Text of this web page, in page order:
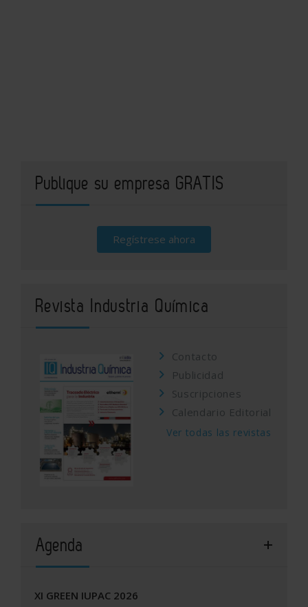
Publique su empresa GRATIS
Regístrese ahora
Revista Industria Química
Contacto
Publicidad
Suscripciones
Calendario Editorial
Ver todas las revistas
Agenda
XI GREEN IUPAC 2026